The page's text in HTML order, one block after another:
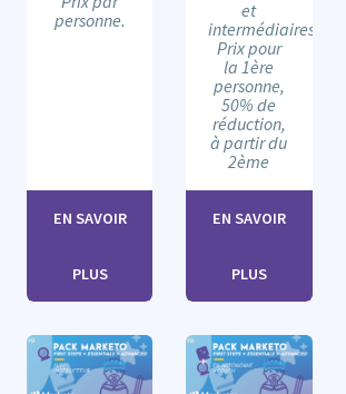
personne.
EN SAVOIR
PLUS
et
intermédiaires.
Prix pour
la 1ère
personne,
50% de
réduction,
à partir du
2ème
EN SAVOIR
PLUS